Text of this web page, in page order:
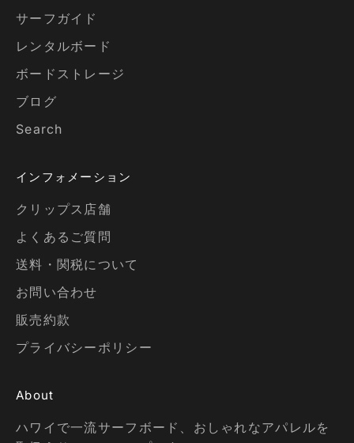
サーフガイド
レンタルボード
ボードストレージ
ブログ
Search
インフォメーション
クリップス店舗
よくあるご質問
送料・関税について
お問い合わせ
販売約款
プライバシーポリシー
About
ハワイで一流サーフボード、おしゃれなアパレルを